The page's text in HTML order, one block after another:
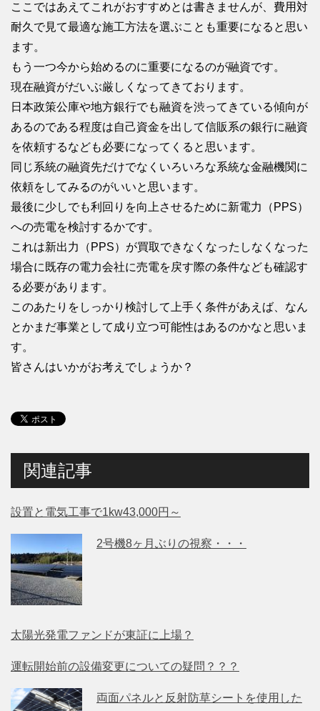
ここではあえてこれがおすすめとは書きませんが、費用対
耐久で見て最適な施工方法を選ぶことも重要になると思い
ます。
もう一つ今から始めるのに重要になるのが融資です。
現在融資がだいぶ厳しくなってきております。
日本政策公庫や地方銀行でも融資を渋ってきている傾向が
あるのである程度は自己資金を出して信販系の銀行に融資
を依頼するなども必要になってくると思います。
同じ系統の融資先だけでなくいろいろな系統な金融機関に
依頼をしてみるのがいいと思います。
最後に少しでも利回りを向上させるために新電力（PPS）
への売電を検討するかです。
これは新出力（PPS）が買取できなくなったしなくなった
場合に既存の電力会社に売電を戻す際の条件なども確認す
る必要があります。
このあたりをしっかり検討して上手く条件があえば、なん
とかまだ事業として成り立つ可能性はあるのかなと思いま
す。
皆さんはいかがお考えでしょうか？
関連記事
設置と電気工事で1kw43,000円～
2号機8ヶ月ぶりの視察・・・
太陽光発電ファンドが東証に上場？
運転開始前の設備変更についての疑問？？？
両面パネルと反射防草シートを使用した